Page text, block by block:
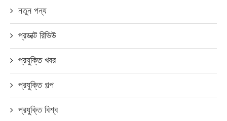
নতুন পন্য
প্রডাক্ট রিভিউ
প্রযুক্তি খবর
প্রযুক্তি গল্প
প্রযুক্তি বিশ্ব